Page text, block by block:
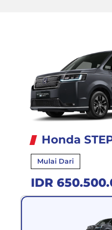
Honda
Mulai Dari
IDR